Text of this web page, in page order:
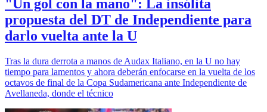
"Un gol con la mano": La insólita
propuesta del DT de Independiente para
darlo vuelta ante la U
Tras la dura derrota a manos de Audax Italiano, en la U no hay
tiempo para lamentos y ahora deberán enfocarse en la vuelta de los
octavos de final de la Copa Sudamericana ante Independiente de
Avellaneda, donde el técnico